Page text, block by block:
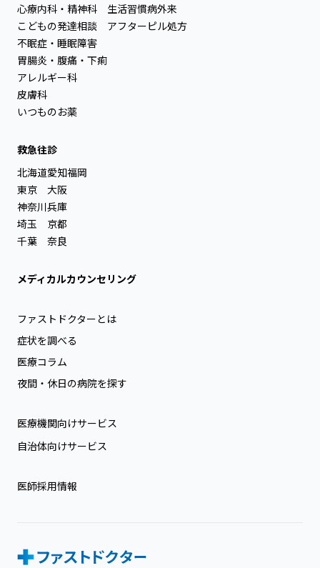
心療内科・精神科
こどもの発達相談
不眠症・睡眠障害
胃腸炎・腹痛・下痢
アレルギー科
皮膚科
いつものお薬
生活習慣病外来
アフターピル処方
救急往診
北海道
東京
神奈川
埼玉
千葉
愛知
大阪
兵庫
京都
奈良
福岡
メディカルカウンセリング
ファストドクターとは
症状を調べる
医療コラム
夜間・休日の病院を探す
医療機関向けサービス
自治体向けサービス
医師採用情報